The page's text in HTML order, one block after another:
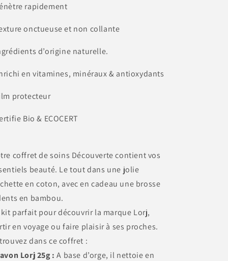
rapidement
onctueuse et non collante
d’origine naturelle.
en vitamines, minéraux & antioxydants
protecteur
Bio & ECOCERT
coffret de soins Découverte contient vos
beauté. Le tout dans une jolie
en coton, avec en cadeau une brosse
en bambou.
kit parfait pour découvrir la marque Lorj,
en voyage ou faire plaisir à ses proches.
dans ce coffret :
Lorj 25g : A base d’orge, il nettoie en